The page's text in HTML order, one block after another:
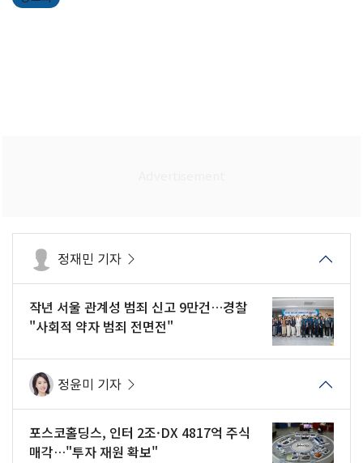
정재민 기자
작년 서울 관계성 범죄 신고 9만건…경찰
"사회적 약자 범죄 전면전"
정윤미 기자
포스코홀딩스, 인터 2조·DX 4817억 주식
매각…"투자 재원 확보"